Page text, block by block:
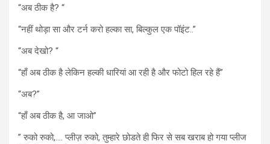
“अब ठीक है? “
“नहीं थोड़ा सा और टर्न करो हल्का सा, बिल्कुल एक पॉइंट..”
“अब देखो? “
“हाँ अब ठीक है लेकिन हल्की धारियां आ रही है और फोटो हिल रहे हैं”
“अब?”
“हाँ अब ठीक है, आ जाओ”
” रुको रुको,…. प्लीज़ रुको, तुम्हारे छोडते ही फिर से सब खराब हो गया प्लीज